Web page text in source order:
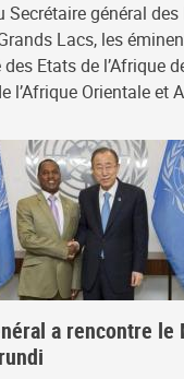
Secrétaire général
Lacs, les
Etats de l’Afrique
l’Afrique Orientale et
a rencontre le